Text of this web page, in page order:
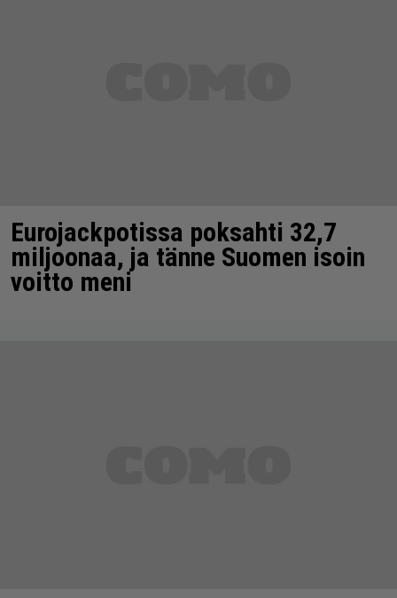
Eurojackpotissa poksahti 32,7
miljoonaa, ja tänne Suomen isoin
voitto meni